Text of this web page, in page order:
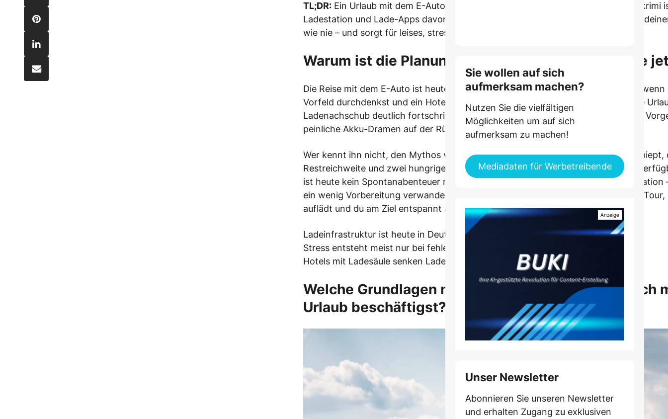
TL;DR: Ein Urlaub mit dem E-Auto verlangt kluge Planung, doch der Reichweitenkrimi
Ladestation und Lade-Apps davor checkst. Ein Hotel mit Lademöglichkeit macht
wie nie – und sorgt für leises, stressfreies
Warum ist die Planung beim E-Auto-Urlaub gerade
Die Reise mit dem E-Auto ist heute dank besserer Infrastruktur viel entspannter,
Vorfeld durchdenkst und ein Hotel mit Ladestation buchst. Deutschland und viele
Ladenachschub deutlich fortschrittlicher als noch vor wenigen Jahren – cleveres
peinliche Akku-Dramen auf der Rückbank.
Wer kennt ihn nicht, den Mythos vom E-Auto-Urlaub als Nervenkrimi? Der Akku piept,
Restreichweite und zwei hungrige Kids fragen, wann endlich das WLAN wieder
ist heute kein Spontanabenteuer mehr, sondern einfach ein Teil der
ein wenig Vorbereitung verwandelt sich der Reichweitenkrimi in eine entspannte
auflädt und du am Ziel entspannt aussteigst.
Ladeinfrastruktur ist heute in Deutschland und Europa viel besser
Stress entsteht meist nur bei fehlender Planung oder Unsicherheit
Hotels mit Ladesäule senken Ladestress – und sparen dir Zeit
Welche Grundlagen musst du kennen, bevor du dich
Urlaub beschäftigst?
Sie wollen auf sich
aufmerksam machen?
Nutzen Sie die vielfältigen
Möglichkeiten um auf sich
aufmerksam zu machen!
Mediadaten für Werbetreibende
Unser Newsletter
Abonnieren Sie unseren Newsletter
und erhalten Zugang zu exklusiven